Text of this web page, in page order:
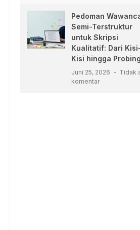
Pedoman
Semi-Terstruktur
untuk Skripsi
Kualitatif: Dari
Kisi hingga Probing
Juni 25, 2026
Tidak
komentar